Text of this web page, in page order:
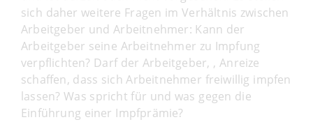
sich daher weitere Fragen im Verhältnis zwischen
Arbeitgeber und Arbeitnehmer: Kann der
Arbeitgeber seine Arbeitnehmer zu Impfung
verpflichten? Darf der Arbeitgeber, , Anreize
schaffen, dass sich Arbeitnehmer freiwillig impfen
lassen? Was spricht für und was gegen die
Einführung einer Impfprämie?